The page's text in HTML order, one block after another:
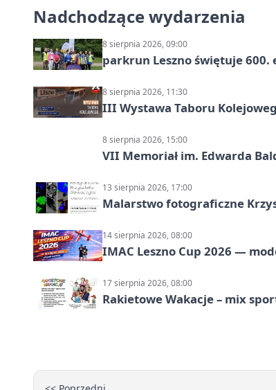
Nadchodzące wydarzenia
8 sierpnia 2026, 09:00
parkrun Leszno świętuje
8 sierpnia 2026, 11:30
III Wystawa Taboru
8 sierpnia 2026, 15:00
VII Memoriał im. Edwarda
13 sierpnia 2026, 17:00
Malarstwo fotograficzne
14 sierpnia 2026, 08:00
IMAC Leszno Cup 2026 —
17 sierpnia 2026, 08:00
Rakietowe Wakacje – mix